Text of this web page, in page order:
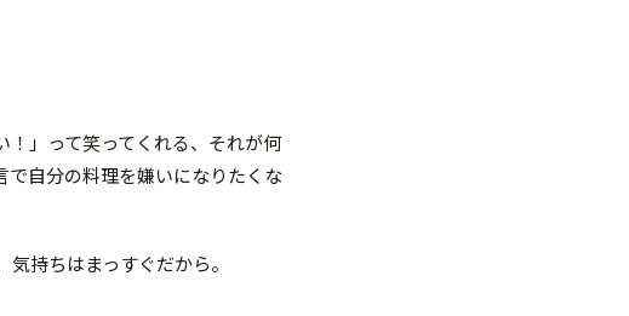
」って笑ってくれる、それが何
で自分の料理を嫌いになりたくな
持ちはまっすぐだから。